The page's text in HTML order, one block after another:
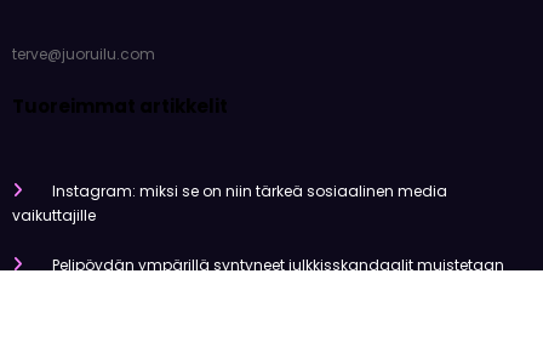
terve@juoruilu.com
Tuoreimmat artikkelit
Instagram: miksi se on niin tärkeä sosiaalinen media
vaikuttajille
Pelipöydän ympärillä syntyneet julkkisskandaalit muistetaan